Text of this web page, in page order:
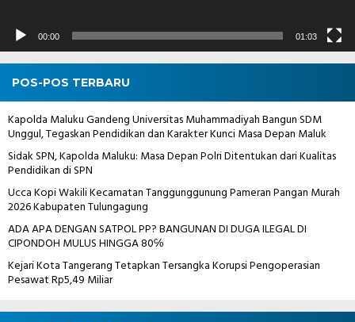
00:00 01:03
POS-POS TERBARU
Kapolda Maluku Gandeng Universitas Muhammadiyah Bangun SDM
Unggul, Tegaskan Pendidikan dan Karakter Kunci Masa Depan Maluk
Sidak SPN, Kapolda Maluku: Masa Depan Polri Ditentukan dari Kualitas
Pendidikan di SPN
Ucca Kopi Wakili Kecamatan Tanggunggunung Pameran Pangan Murah
2026 Kabupaten Tulungagung
ADA APA DENGAN SATPOL PP? BANGUNAN DI DUGA ILEGAL DI
CIPONDOH MULUS HINGGA 80℅
Kejari Kota Tangerang Tetapkan Tersangka Korupsi Pengoperasian
Pesawat Rp5,49 Miliar